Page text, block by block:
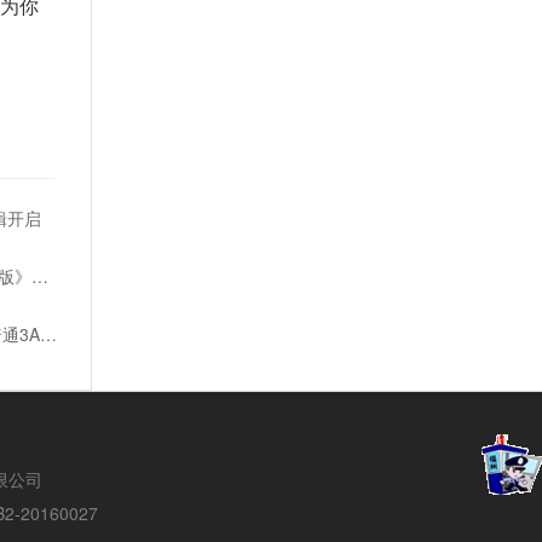
开启
公园经营游戏《游乐园建造师：豪华版》宣传片发布
金亨泰揭秘《星刃》开发成本 仅有普通3A游戏的1/3
公司
20160027